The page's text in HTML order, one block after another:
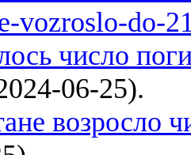
vozroslo-do-
число
06-25).
возросло